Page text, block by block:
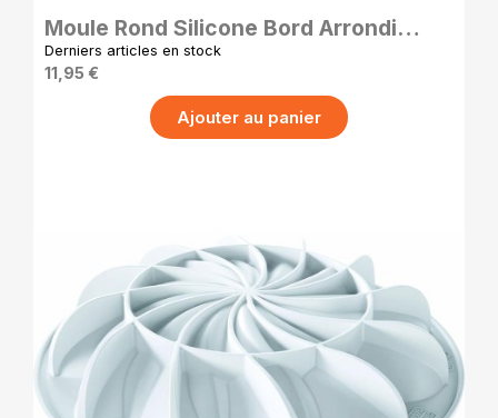
Moule Rond Silicone Bord Arrondi
120×30 mm
Derniers articles en stock
11,95 €
Ajouter au panier